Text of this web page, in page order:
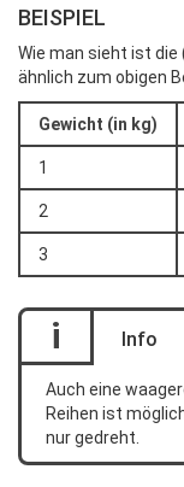
BEISPIEL
Wie man sieht ist
ähnlich zum obigen
Gewicht (in kg)
1
2
3
i Info
Auch eine
Reihen ist
nur gedreht.